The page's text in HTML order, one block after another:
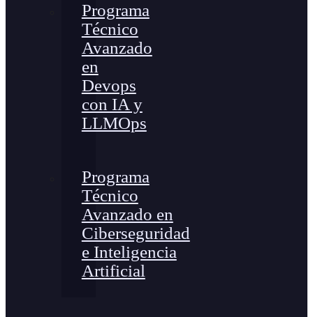
Programa
Técnico
Avanzado
en
Devops
con IA y
LLMOps
Programa
Técnico
Avanzado en
Ciberseguridad
e Inteligencia
Artificial